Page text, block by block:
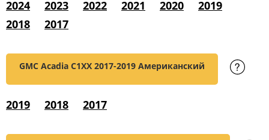
2024 2023 2022 2021 2020
2019
2018
2017
GMC Acadia C1XX 2017-2019 Американский
2019 2018 2017